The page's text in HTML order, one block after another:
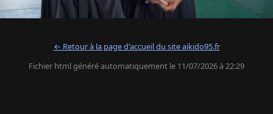
← Retour à la page d'accueil du site aikido95.fr
Fichier html généré automatiquement le 11/07/2026 à 22:29